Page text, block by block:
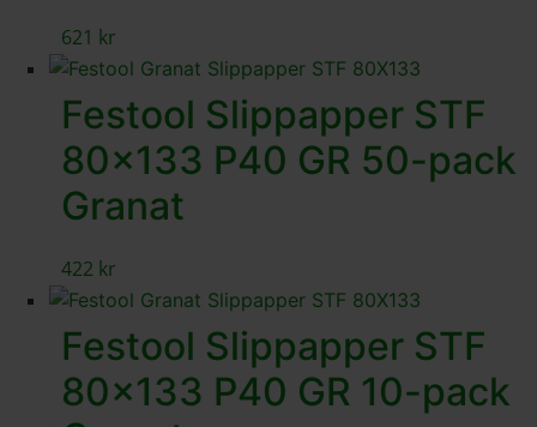
621 kr
Festool Slippapper STF
80×133 P40 GR 50-pack
Granat
422 kr
Festool Slippapper STF
80×133 P40 GR 10-pack